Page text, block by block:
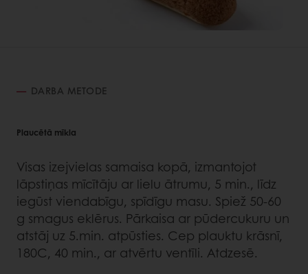
DARBA METODE
Plaucētā mīkla
Visas izejvielas samaisa kopā, izmantojot
lāpstiņas mīcītāju ar lielu ātrumu, 5 min., līdz
iegūst viendabīgu, spīdīgu masu. Spiež 50-60
g smagus eklērus. Pārkaisa ar pūdercukuru un
atstāj uz 5.min. atpūsties. Cep plauktu krāsnī,
180C, 40 min., ar atvērtu ventīli. Atdzesē.